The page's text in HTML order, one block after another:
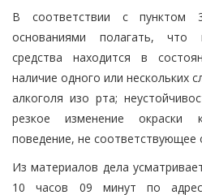
В соответствии с пунктом
основаниями полагать, что
средства находится в
наличие одного или нескольких
алкоголя изо рта;
резкое изменение окраски
поведение, не соответствующее
Из материалов дела
10 часов 09 минут по